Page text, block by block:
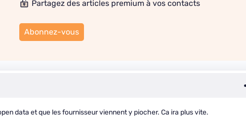
Partagez des articles premium à vos contacts
Abonnez-vous
data et que les fournisseur viennent y piocher. Ca ira plus vite.